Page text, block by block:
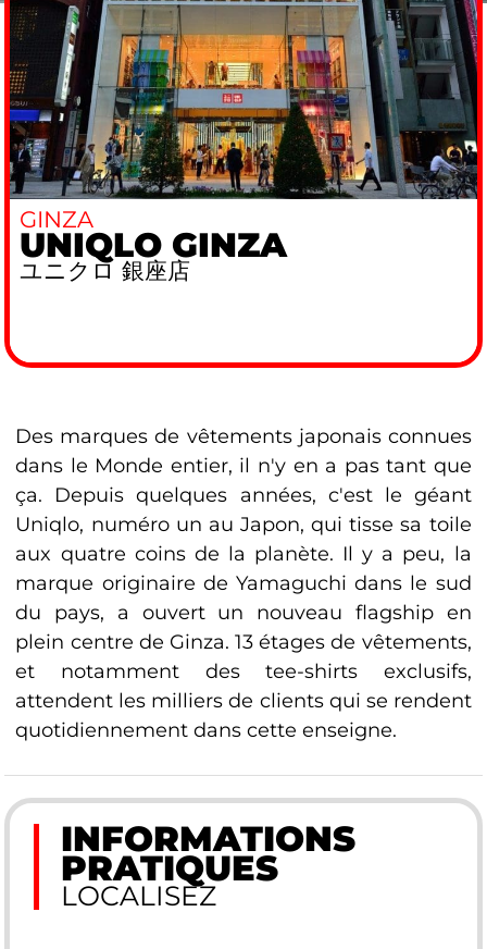
GINZA
UNIQLO GINZA
ユニクロ 銀座店
Des marques de vêtements japonais connues
dans le Monde entier, il n'y en a pas tant que
ça. Depuis quelques années, c'est le géant
Uniqlo, numéro un au Japon, qui tisse sa toile
aux quatre coins de la planète. Il y a peu, la
marque originaire de Yamaguchi dans le sud
du pays, a ouvert un nouveau flagship en
plein centre de Ginza. 13 étages de vêtements,
et notamment des tee-shirts exclusifs,
attendent les milliers de clients qui se rendent
quotidiennement dans cette enseigne.
INFORMATIONS
PRATIQUES
LOCALISEZ